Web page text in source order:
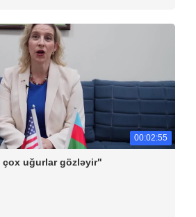
00:02:55
çox uğurlar gözləyir"